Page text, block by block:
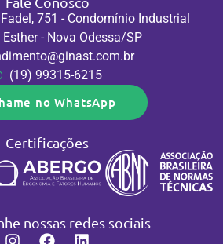
751 - Condomínio Industrial
Esther - Nova Odessa/SP
(19) 99315-6215
no WhatsApp
Certificações
nossas redes sociais